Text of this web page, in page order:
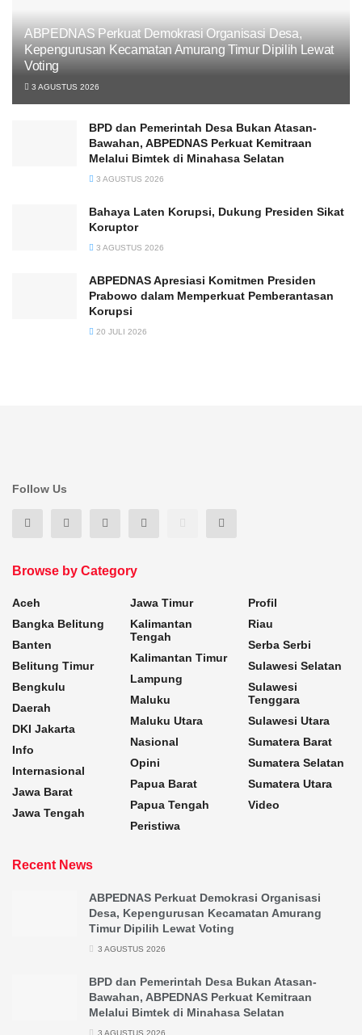
ABPEDNAS Perkuat Demokrasi Organisasi Desa,
Kepengurusan Kecamatan Amurang Timur Dipilih Lewat
Voting
3 AGUSTUS 2026
BPD dan Pemerintah Desa Bukan Atasan-
Bawahan, ABPEDNAS Perkuat Kemitraan
Melalui Bimtek di Minahasa Selatan
3 AGUSTUS 2026
Bahaya Laten Korupsi, Dukung Presiden Sikat
Koruptor
3 AGUSTUS 2026
ABPEDNAS Apresiasi Komitmen Presiden
Prabowo dalam Memperkuat Pemberantasan
Korupsi
20 JULI 2026
Follow Us
Browse by Category
Aceh
Bangka Belitung
Banten
Belitung Timur
Bengkulu
Daerah
DKI Jakarta
Info
Internasional
Jawa Barat
Jawa Tengah
Jawa Timur
Kalimantan
Tengah
Kalimantan Timur
Lampung
Maluku
Maluku Utara
Nasional
Opini
Papua Barat
Papua Tengah
Peristiwa
Profil
Riau
Serba Serbi
Sulawesi Selatan
Sulawesi
Tenggara
Sulawesi Utara
Sumatera Barat
Sumatera Selatan
Sumatera Utara
Video
Recent News
ABPEDNAS Perkuat Demokrasi Organisasi
Desa, Kepengurusan Kecamatan Amurang
Timur Dipilih Lewat Voting
3 AGUSTUS 2026
BPD dan Pemerintah Desa Bukan Atasan-
Bawahan, ABPEDNAS Perkuat Kemitraan
Melalui Bimtek di Minahasa Selatan
3 AGUSTUS 2026